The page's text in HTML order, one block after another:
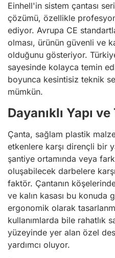
Einhell'in sistem çantası
çözümü, özellikle
ediyor. Avrupa CE
olması, ürünün güvenli ve
olduğunu gösteriyor.
sayesinde kolayca temin
boyunca kesintisiz teknik
mümkün.
Dayanıklı Yapı
Çanta, sağlam plastik
etkenlere karşı dirençli bir
şantiye ortamında veya
oluşabilecek darbelere
faktör. Çantanın
ve kalın kasası bu konuda
ergonomik olarak
kullanımlarda bile rahatlık
yüzeyinde yer alan özel
yardımcı oluyor.